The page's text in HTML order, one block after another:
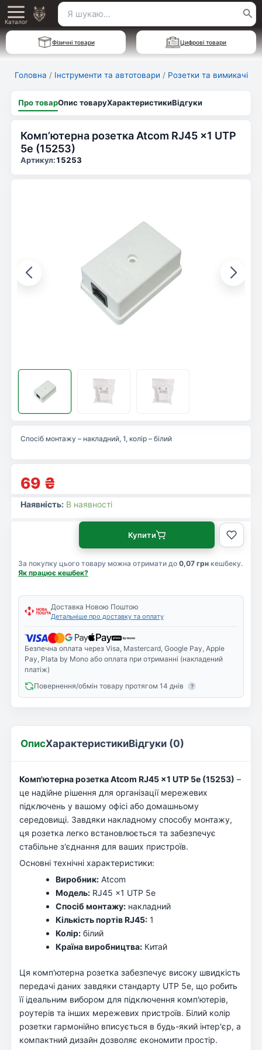
Перейти
до
вмісту
Main
Menu
Каталог
Пошук
для:
Фізичні товари Цифрові товари
Головна / Інструменти та автотовари / Розетки та вимикачі
Про товарОпис товаруХарактеристикиВідгуки
Комп’ютерна розетка Atcom RJ45 x1 UTP
5e (15253)
Артикул:15253
69 ₴
Спосіб монтажу – накладний, 1, колір – білий
Наявність: В наявності
За покупку цього товару можна отримати до 0,07 грн кешбеку.
Як працює кешбек?
Купити
Доставка Новою Поштою
Детальніше про доставку та оплату
Безпечна оплата через Visa, Mastercard, Google Pay, Apple
Pay, Plata by Mono або оплата при отриманні (накладений
платіж)
Повернення/обмін товару протягом 14 днів
?
ОписХарактеристикиВідгуки (0)
Комп'ютерна розетка Atcom RJ45 x1 UTP 5e (15253) –
це надійне рішення для організації мережевих
підключень у вашому офісі або домашньому
середовищі. Завдяки накладному способу монтажу,
ця розетка легко встановлюється та забезпечує
стабільне з'єднання для ваших пристроїв.
Основні технічні характеристики:
Виробник: Atcom
Модель: RJ45 x1 UTP 5e
Спосіб монтажу: накладний
Кількість портів RJ45: 1
Колір: білий
Країна виробництва: Китай
Ця комп'ютерна розетка забезпечує високу швидкість
передачі даних завдяки стандарту UTP 5e, що робить
її ідеальним вибором для підключення комп'ютерів,
роутерів та інших мережевих пристроїв. Білий колір
розетки гармонійно вписується в будь-який інтер'єр, а
компактний дизайн дозволяє економити простір.